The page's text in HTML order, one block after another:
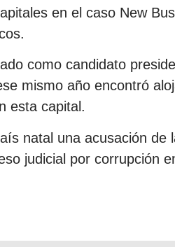
en el caso New
como candidato
mismo año encontró
esta capital.
natal una acusación de
judicial por corrupción